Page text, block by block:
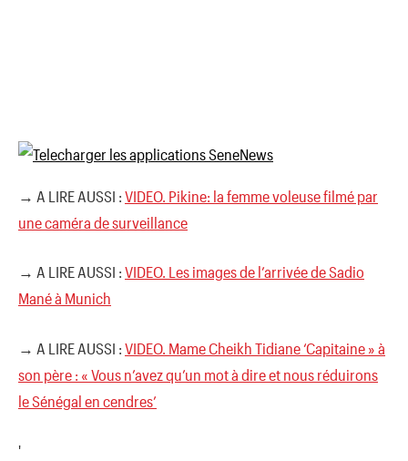
→ A LIRE AUSSI : VIDEO. Pikine: la femme voleuse filmé par
une caméra de surveillance
→ A LIRE AUSSI : VIDEO. Les images de l’arrivée de Sadio
Mané à Munich
→ A LIRE AUSSI : VIDEO. Mame Cheikh Tidiane ‘Capitaine » à
son père : « Vous n’avez qu’un mot à dire et nous réduirons
le Sénégal en cendres’
'